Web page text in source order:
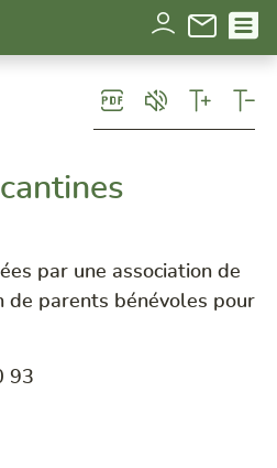
par une association de
de parents bénévoles pour
93